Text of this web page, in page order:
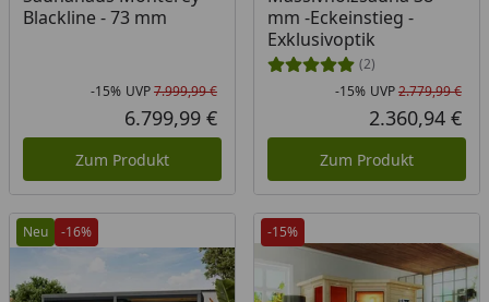
Blackline - 73 mm
Rabatt in Prozent
-15%
Ursprünglicher Preis
UVP7.999,99 €
Aktueller Preis
6.799,99 €
Zum Produkt
mm -Eckeinstieg -
Exklusivoptik
(2)
-15% UVP2.779,99 €
2.360,94 €
Zum Produkt
Neu -16% -15%